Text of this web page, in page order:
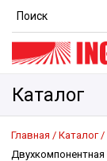
Поиск
Каталог
Главная Каталог
Двухкомпонентная